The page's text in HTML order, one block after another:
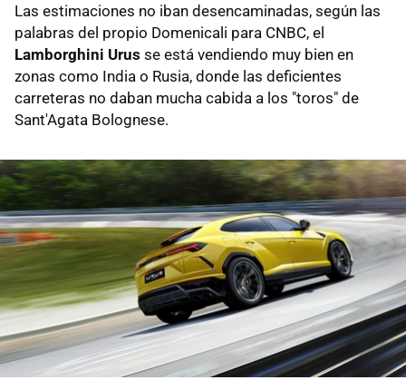
Las estimaciones no iban desencaminadas, según las
palabras del propio Domenicali para CNBC, el
Lamborghini Urus se está vendiendo muy bien en
zonas como India o Rusia, donde las deficientes
carreteras no daban mucha cabida a los "toros" de
Sant'Agata Bolognese.